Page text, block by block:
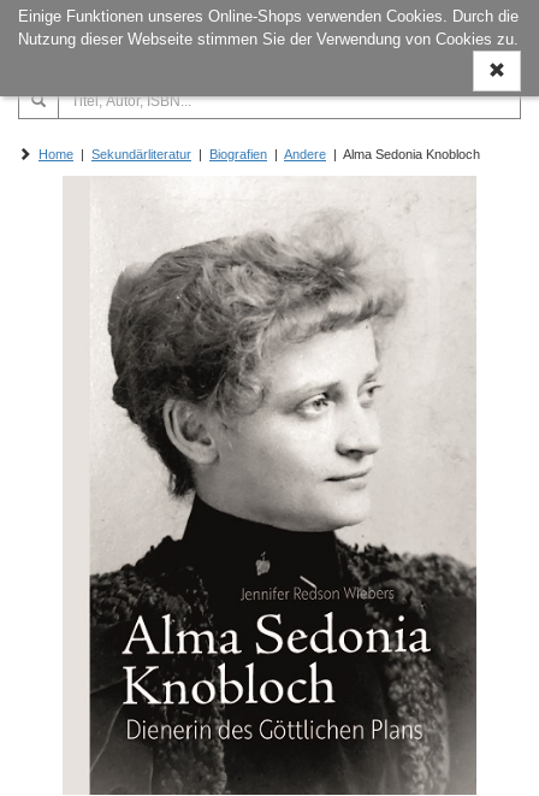
Einige Funktionen unseres Online-Shops verwenden Cookies. Durch die
Nutzung dieser Webseite stimmen Sie der Verwendung von Cookies zu.
ein-/
Home | Sekundärliteratur | Biografien | Andere | Alma Sedonia Knobloch